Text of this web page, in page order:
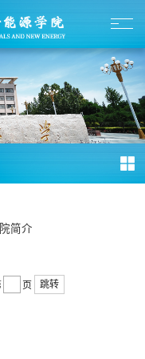
简介
页 跳转